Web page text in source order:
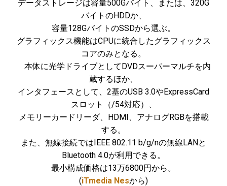
データストレージは容量500Gバイト、または、320G
バイトのHDDか、
容量128GバイトのSSDから選ぶ。
グラフィックス機能はCPUに統合したグラフィックス
コアのみとなる。
本体に光学ドライブとしてDVDスーパーマルチを内
蔵するほか、
インタフェースとして、2基のUSB 3.0やExpressCard
スロット（/54対応）、
メモリーカードリーダ、HDMI、アナログRGBを搭載
する。
また、無線接続ではIEEE 802.11 b/g/nの無線LANと
Bluetooth 4.0が利用できる。
最小構成価格は13万6800円から。
(iTmedia Nesから)